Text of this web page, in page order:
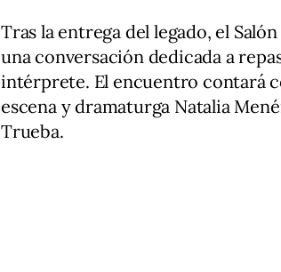
Tras la entrega del legado, el
una conversación dedicada a
intérprete. El encuentro contará
escena y dramaturga Natalia
Trueba.